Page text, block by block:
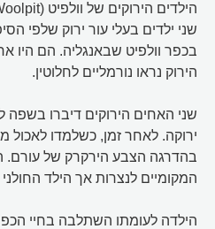
בכפר וולפיט שבאנגליה. הם היו
הירוק נראו נורמליים לחלוטין.
שני האחים הירוקים דיברו בשפה
ירוקה. לאחר זמן, כשלמדו לאכול
בהדרגה הצבע הירקרק של עורם.
המקומיים לנצרות אך הילד
הילדה לעומתו השתלבה בחיי